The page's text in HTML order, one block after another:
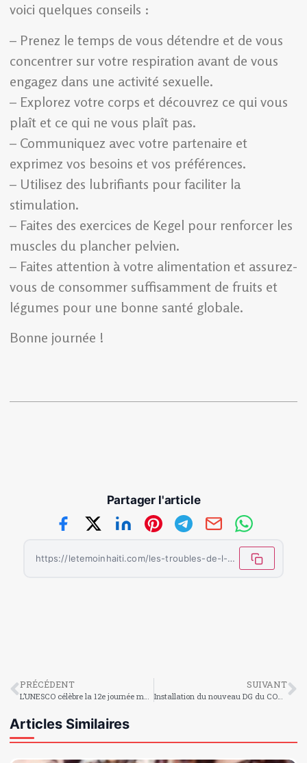
voici quelques conseils :
– Prenez le temps de vous détendre et de vous
concentrer sur votre respiration avant de vous
engagez dans une activité sexuelle.
– Explorez votre corps et découvrez ce qui vous
plaît et ce qui ne vous plaît pas.
– Communiquez avec votre partenaire et
exprimez vos besoins et vos préférences.
– Utilisez des lubrifiants pour faciliter la
stimulation.
– Faites des exercices de Kegel pour renforcer les
muscles du plancher pelvien.
– Faites attention à votre alimentation et assurez-
vous de consommer suffisamment de fruits et
légumes pour une bonne santé globale.
Bonne journée !
Partager l'article
https://letemoinhaiti.com/les-troubles-de-l-orgasme-feminin/
PRÉCÉDENT SUIVANT
Installation du nouveau DG du CONATEL
Articles Similaires